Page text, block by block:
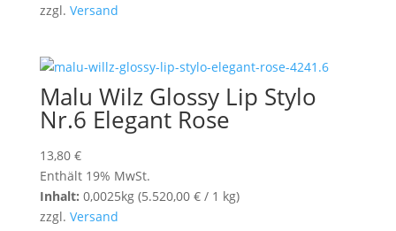
zzgl. Versand
Malu Wilz Glossy Lip Stylo
Nr.6 Elegant Rose
13,80 €
Enthält 19% MwSt.
Inhalt: 0,0025kg (5.520,00 €/ 1 kg)
zzgl. Versand